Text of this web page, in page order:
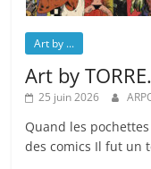
Art by ...
Art by
25 juin 2026
Quand les
des comics Il fut un